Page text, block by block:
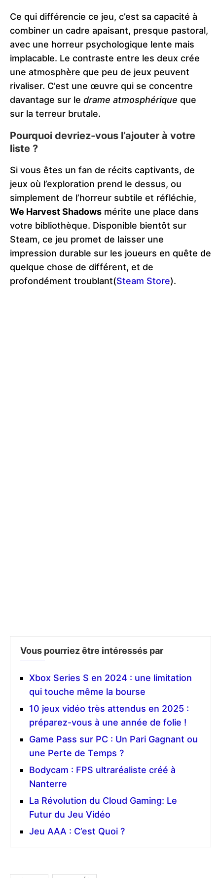
Ce qui différencie ce jeu, c’est sa capacité à
combiner un cadre apaisant, presque pastoral,
avec une horreur psychologique lente mais
implacable. Le contraste entre les deux crée
une atmosphère que peu de jeux peuvent
rivaliser. C’est une œuvre qui se concentre
davantage sur le drame atmosphérique que
sur la terreur brutale​.
Pourquoi devriez-vous l’ajouter à votre
liste ?
Si vous êtes un fan de récits captivants, de
jeux où l’exploration prend le dessus, ou
simplement de l’horreur subtile et réfléchie,
We Harvest Shadows mérite une place dans
votre bibliothèque. Disponible bientôt sur
Steam, ce jeu promet de laisser une
impression durable sur les joueurs en quête de
quelque chose de différent, et de
profondément troublant​(Steam Store).
Vous pourriez être intéressés par
Xbox Series S en 2024 : une limitation
qui touche même la bourse
10 jeux vidéo très attendus en 2025 :
préparez-vous à une année de folie !
Game Pass sur PC : Un Pari Gagnant ou
une Perte de Temps ?
Bodycam : FPS ultraréaliste créé à
Nanterre
La Révolution du Cloud Gaming: Le
Futur du Jeu Vidéo
Jeu AAA : C’est Quoi ?